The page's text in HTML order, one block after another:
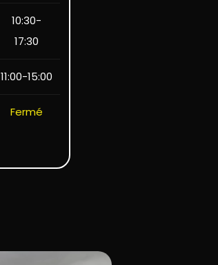
10:30-
17:30
11:00-15:00
Fermé